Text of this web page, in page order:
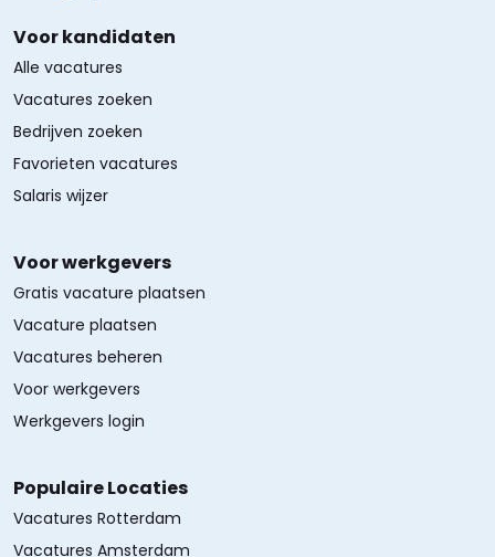
Voor kandidaten
Alle vacatures
Vacatures zoeken
Bedrijven zoeken
Favorieten vacatures
Salaris wijzer
Voor werkgevers
Gratis vacature plaatsen
Vacature plaatsen
Vacatures beheren
Voor werkgevers
Werkgevers login
Populaire Locaties
Vacatures Rotterdam
Vacatures Amsterdam